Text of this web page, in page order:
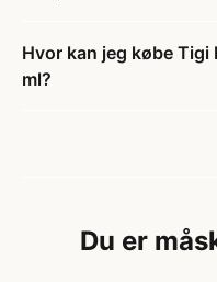
Hvor kan jeg købe Tigi
ml?
Du er